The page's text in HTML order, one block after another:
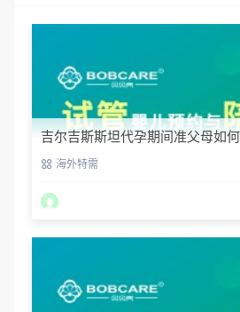
吉尔吉斯斯坦代孕期间准父母如
态？海外特需